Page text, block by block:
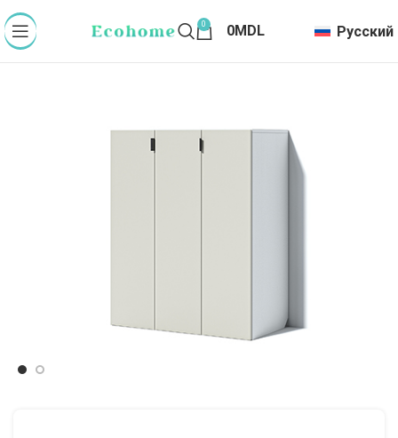
0 0MDL Русский